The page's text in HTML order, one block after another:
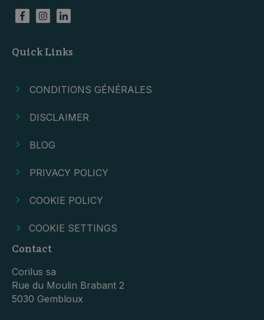
Quick Links
CONDITIONS GÉNÉRALES
DISCLAIMER
BLOG
PRIVACY POLICY
COOKIE POLICY
COOKIE SETTINGS
Contact
Corilus sa
Rue du Moulin Brabant 2
5030 Gembloux